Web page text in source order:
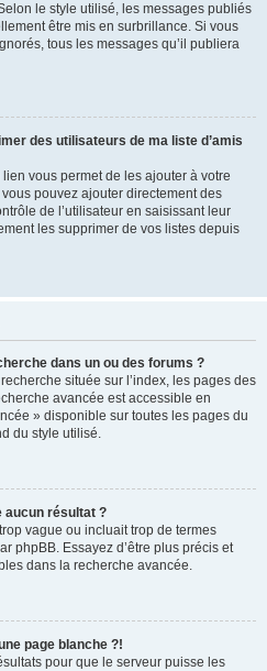
le style utilisé, les messages publiés
être mis en surbrillance. Si vous
tous les messages qu’il publiera
des utilisateurs de ma liste d’amis
vous permet de les ajouter à votre
vous pouvez ajouter directement des
de l’utilisateur en saisissant leur
les supprimer de vos listes depuis
dans un ou des forums ?
située sur l’index, les pages des
avancée est accessible en
» disponible sur toutes les pages du
du style utilisé.
aucun résultat ?
vague ou incluait trop de termes
phpBB. Essayez d’être plus précis et
dans la recherche avancée.
page blanche ?!
pour que le serveur puisse les